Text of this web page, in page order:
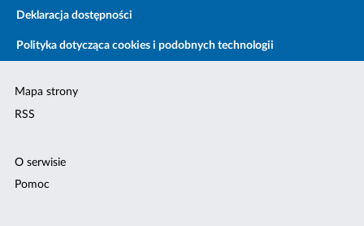
Deklaracja dostępności
Polityka dotycząca cookies i podobnych technologii
Mapa strony
RSS
O serwisie
Pomoc